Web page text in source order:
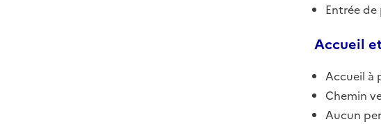
Entrée
Accueil
Accueil à
Chemin
Aucun